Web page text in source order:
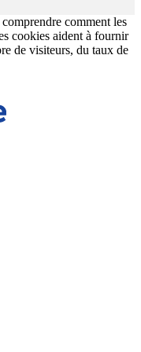
comment les
cookies aident à fournir
de visiteurs, du taux de